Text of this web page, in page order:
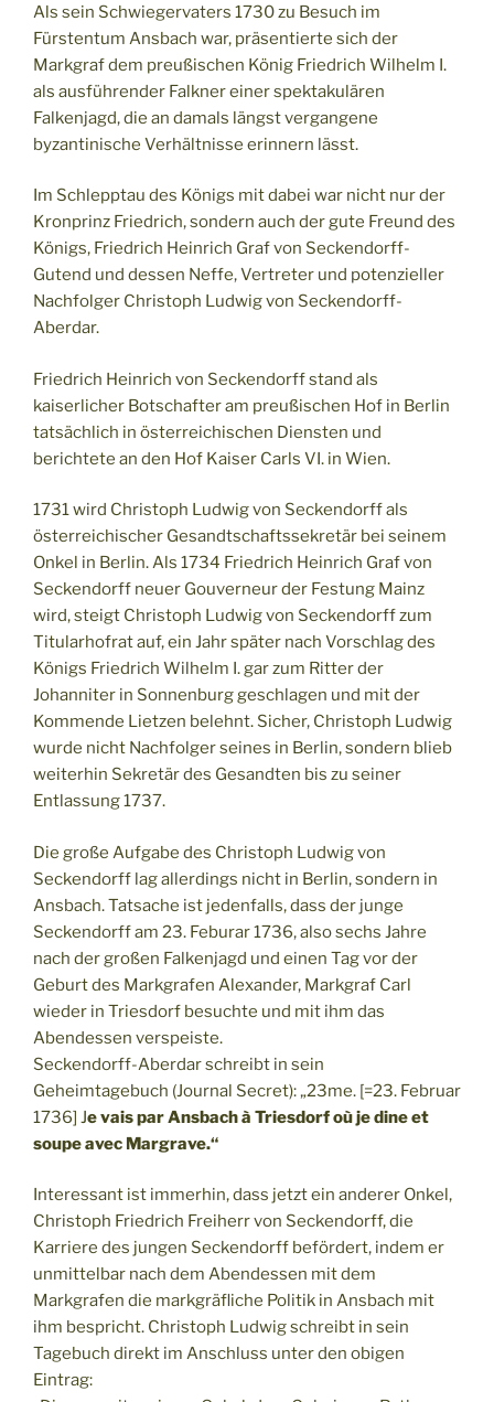
Als sein Schwiegervaters 1730 zu Besuch im
Fürstentum Ansbach war, präsentierte sich der
Markgraf dem preußischen König Friedrich Wilhelm I.
als ausführender Falkner einer spektakulären
Falkenjagd, die an damals längst vergangene
byzantinische Verhältnisse erinnern lässt.
Im Schlepptau des Königs mit dabei war nicht nur der
Kronprinz Friedrich, sondern auch der gute Freund des
Königs, Friedrich Heinrich Graf von Seckendorff-
Gutend und dessen Neffe, Vertreter und potenzieller
Nachfolger Christoph Ludwig von Seckendorff-
Aberdar.
Friedrich Heinrich von Seckendorff stand als
kaiserlicher Botschafter am preußischen Hof in Berlin
tatsächlich in österreichischen Diensten und
berichtete an den Hof Kaiser Carls VI. in Wien.
1731 wird Christoph Ludwig von Seckendorff als
österreichischer Gesandtschaftssekretär bei seinem
Onkel in Berlin. Als 1734 Friedrich Heinrich Graf von
Seckendorff neuer Gouverneur der Festung Mainz
wird, steigt Christoph Ludwig von Seckendorff zum
Titularhofrat auf, ein Jahr später nach Vorschlag des
Königs Friedrich Wilhelm I. gar zum Ritter der
Johanniter in Sonnenburg geschlagen und mit der
Kommende Lietzen belehnt. Sicher, Christoph Ludwig
wurde nicht Nachfolger seines in Berlin, sondern blieb
weiterhin Sekretär des Gesandten bis zu seiner
Entlassung 1737.
Die große Aufgabe des Christoph Ludwig von
Seckendorff lag allerdings nicht in Berlin, sondern in
Ansbach. Tatsache ist jedenfalls, dass der junge
Seckendorff am 23. Feburar 1736, also sechs Jahre
nach der großen Falkenjagd und einen Tag vor der
Geburt des Markgrafen Alexander, Markgraf Carl
wieder in Triesdorf besuchte und mit ihm das
Abendessen verspeiste.
Seckendorff-Aberdar schreibt in sein
Geheimtagebuch (Journal Secret): „23me. [=23. Februar
1736] Je vais par Ansbach à Triesdorf où je dine et
soupe avec Margrave.“
Interessant ist immerhin, dass jetzt ein anderer Onkel,
Christoph Friedrich Freiherr von Seckendorff, die
Karriere des jungen Seckendorff befördert, indem er
unmittelbar nach dem Abendessen mit dem
Markgrafen die markgräfliche Politik in Ansbach mit
ihm bespricht. Christoph Ludwig schreibt in sein
Tagebuch direkt im Anschluss unter den obigen
Eintrag: